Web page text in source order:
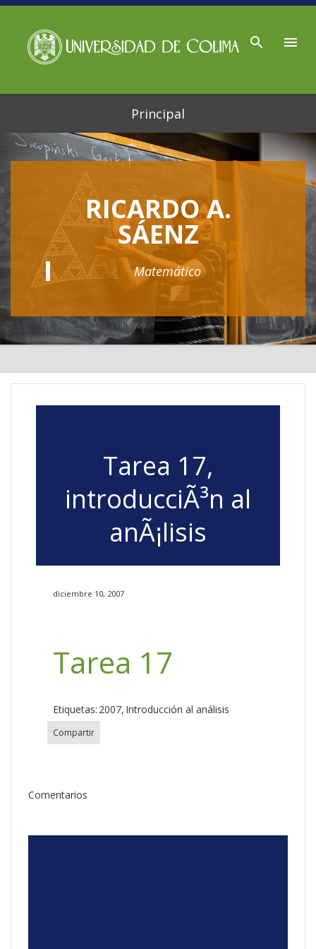
Principal
RICARDO A.
SÁENZ
Matemático
Tarea 17,
introducciÃ³n al
anÃ¡lisis
diciembre 10, 2007
Tarea 17
Etiquetas: 2007 Introducción al análisis
Compartir
Comentarios